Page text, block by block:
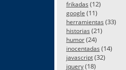
frikadas (12)
google (11)
herramientas (33)
historias (21)
humor(24)
inocentadas (14)
javascript(32)
jquery(18)